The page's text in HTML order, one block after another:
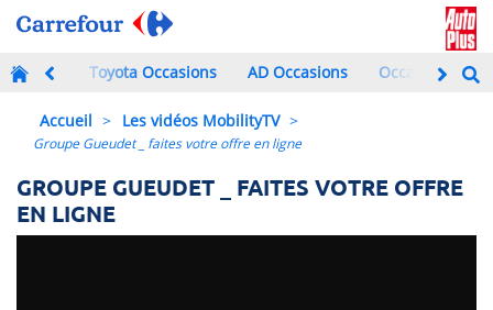
Toyota Occasions AD Occasions Occasions à
Accueil > Les vidéos MobilityTV >
Groupe Gueudet _ faites votre offre en ligne
GROUPE GUEUDET _ FAITES VOTRE OFFRE
EN LIGNE